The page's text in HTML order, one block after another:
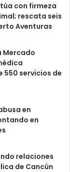
con firmeza
rescata seis
Aventuras
Mercado
550 servicios de
en
en
relaciones
de Cancún